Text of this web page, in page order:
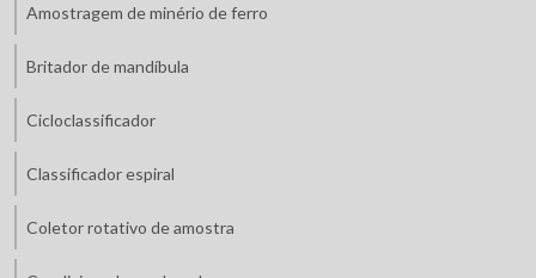
Amostragem de minério de ferro
Britador de mandíbula
Cicloclassificador
Classificador espiral
Coletor rotativo de amostra